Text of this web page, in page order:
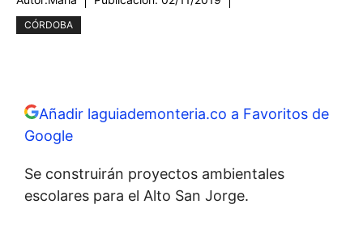
CÓRDOBA
Añadir laguiademonteria.co a Favoritos de
Google
Se construirán proyectos ambientales
escolares para el Alto San Jorge.